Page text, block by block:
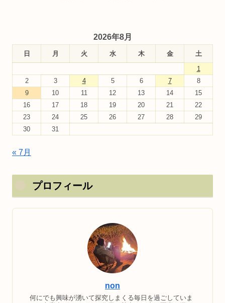
2026年8月
日 月 火 水 木 金
土
1
2
3 4 5 6 7
8
9
10 11 12 13 14
15
16
17 18 19 20 21
22
23
24 25 26 27 28
29
30
31
« 7月
プロフィール
non
何にでも興味が湧いて探究しまくる毎日を過ごしていま